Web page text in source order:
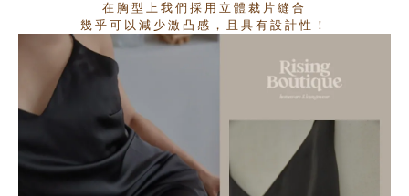
在胸型上我們採用立體裁片縫合
幾乎可以減少激凸感，且具有設計性！